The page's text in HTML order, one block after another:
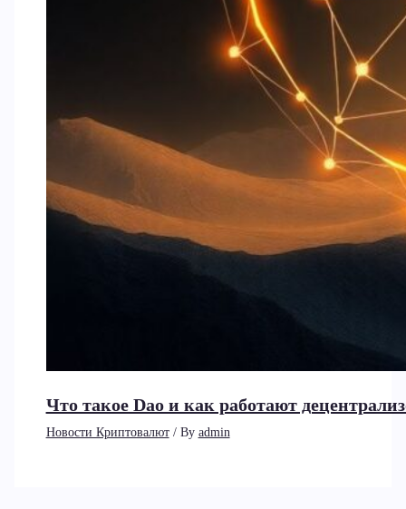
Что такое Dao и как работают
Новости Криптовалют/ By admin